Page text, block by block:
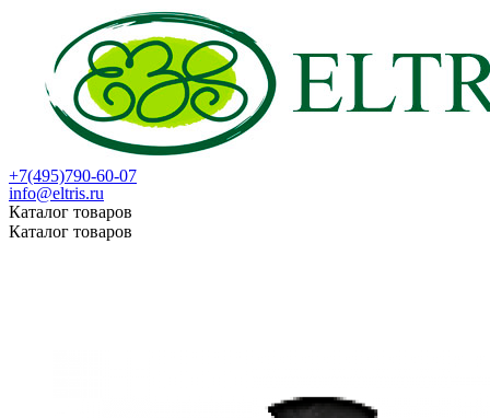
+7(495)790-60-07
info@eltris.ru
Каталог товаров
Каталог товаров